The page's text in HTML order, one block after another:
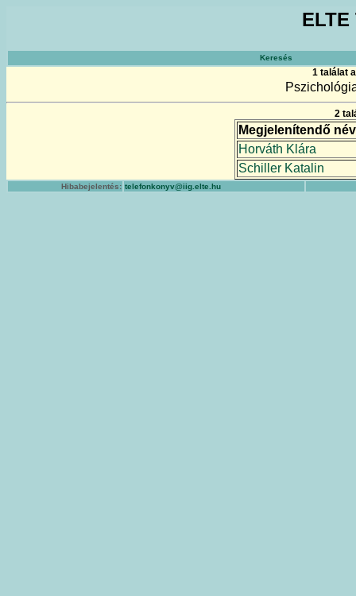
Keresés
1 találat
2
Megjelenítendő név
Horváth Klára
Schiller Katalin
Hibabejelentés: telefonkonyv@iig.elte.hu